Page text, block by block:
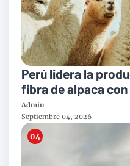
Perú lidera la
fibra de alpaca con
toneladas al año
Admin
Septiembre 04, 2026